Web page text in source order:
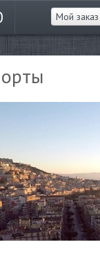
Мой заказ